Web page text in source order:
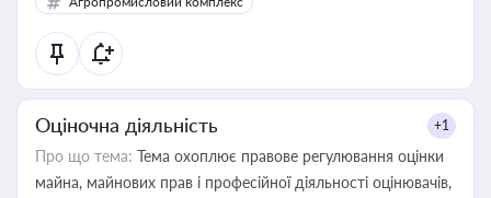
Оціночна діяльність +1
Про що тема: Тема охоплює правове регулювання оцінки
майна, майнових прав і професійної діяльності оцінювачів,